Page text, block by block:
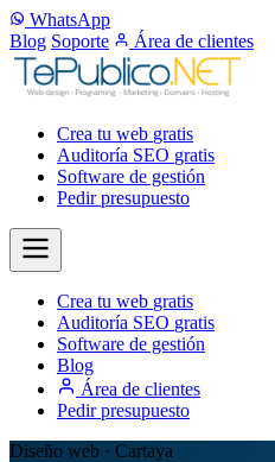
WhatsApp
Blog Soporte Área de clientes
Crea tu web gratis
Auditoría SEO gratis
Software de gestión
Pedir presupuesto
Crea tu web gratis
Auditoría SEO gratis
Software de gestión
Blog
Área de clientes
Pedir presupuesto
Diseño web · Cartaya